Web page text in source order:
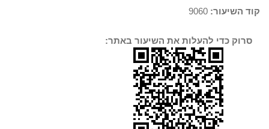
קוד השיעור:
סרוק כדי להעלות את השיעור באתר: